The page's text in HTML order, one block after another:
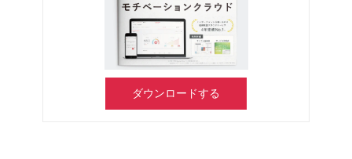
ダウンロードする